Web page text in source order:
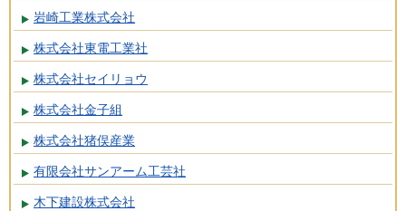
岩崎工業株式会社
株式会社東電工業社
株式会社セイリョウ
株式会社金子組
株式会社猪俣産業
有限会社サンアーム工芸社
木下建設株式会社